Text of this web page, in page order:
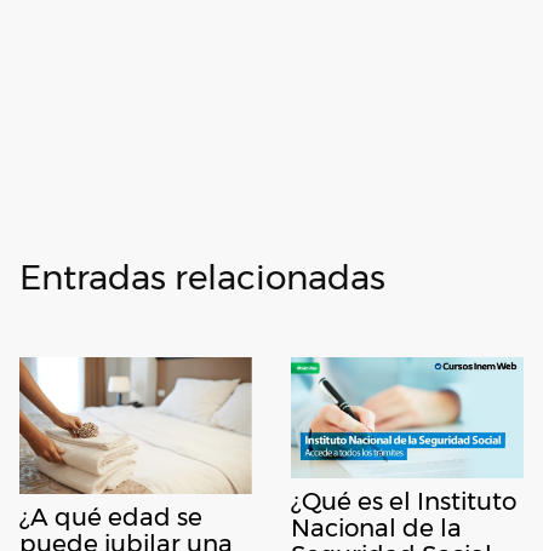
Entradas relacionadas
¿A qué edad se
puede jubilar una
¿Qué es el Instituto
Nacional de la